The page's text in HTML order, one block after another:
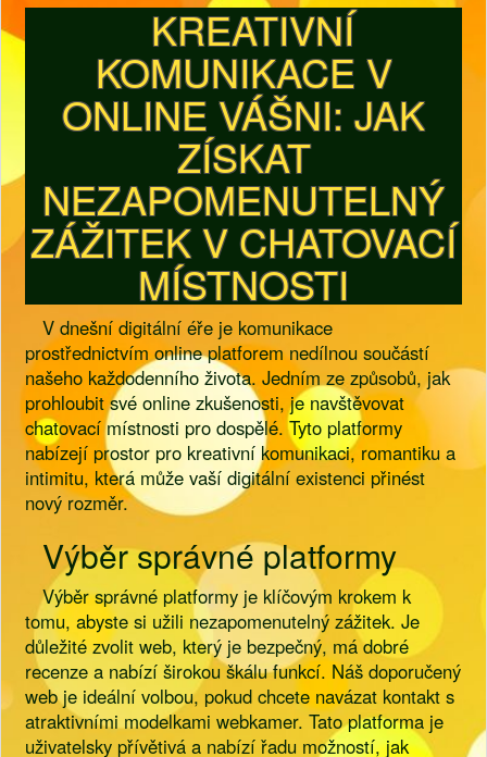
KREATIVNÍ
KOMUNIKACE V
ONLINE VÁŠNI: JAK
ZÍSKAT
NEZAPOMENUTELNÝ
ZÁŽITEK V CHATOVACÍ
MÍSTNOSTI
V dnešní digitální éře je komunikace
prostřednictvím online platforem nedílnou součástí
našeho každodenního života. Jedním ze způsobů, jak
prohloubit své online zkušenosti, je navštěvovat
chatovací místnosti pro dospělé. Tyto platformy
nabízejí prostor pro kreativní komunikaci, romantiku a
intimitu, která může vaší digitální existenci přinést
nový rozměr.
Výběr správné platformy
Výběr správné platformy je klíčovým krokem k
tomu, abyste si užili nezapomenutelný zážitek. Je
důležité zvolit web, který je bezpečný, má dobré
recenze a nabízí širokou škálu funkcí. Náš doporučený
web je ideální volbou, pokud chcete navázat kontakt s
atraktivními modelkami webkamer. Tato platforma je
uživatelsky přívětivá a nabízí řadu možností, jak